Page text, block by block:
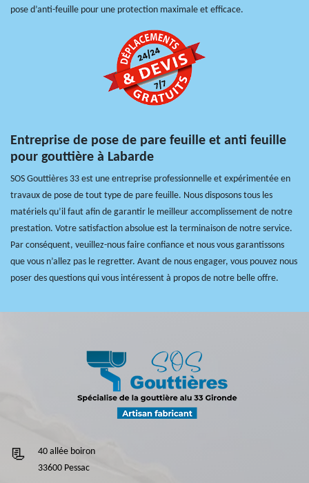
pose d’anti-feuille pour une protection maximale et efficace.
Entreprise de pose de pare feuille et anti feuille
pour gouttière à Labarde
SOS Gouttières 33 est une entreprise professionnelle et expérimentée en
travaux de pose de tout type de pare feuille. Nous disposons tous les
matériels qu’il faut afin de garantir le meilleur accomplissement de notre
prestation. Votre satisfaction absolue est la terminaison de notre service.
Par conséquent, veuillez-nous faire confiance et nous vous garantissons
que vous n’allez pas le regretter. Avant de nous engager, vous pouvez nous
poser des questions qui vous intéressent à propos de notre belle offre.
40 allée boiron
33600 Pessac